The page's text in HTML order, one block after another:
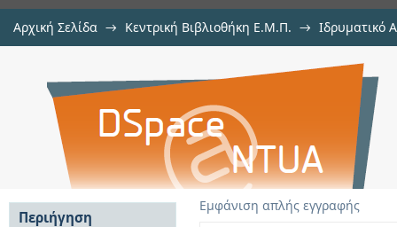
Αρχική Σελίδα → Κεντρική Βιβλιοθήκη Ε.Μ.Π. → Ιδρυματικό
Πειραματική μελέτη
στην πυρηνική αστροφυσική
Εμφάνιση απλής εγγραφής
Περιήγηση